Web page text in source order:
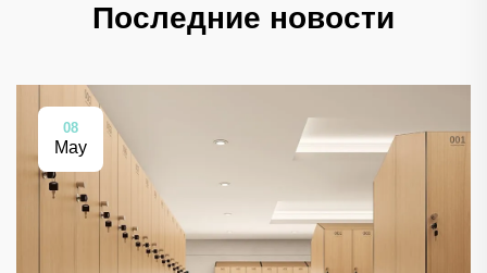
Последние новости
08
May